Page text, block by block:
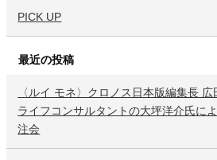
PICK UP
最近の投稿
〈ルイ モネ〉クロノス日本版編集長
ライフコンサルタントの大坪洋介氏に
注会